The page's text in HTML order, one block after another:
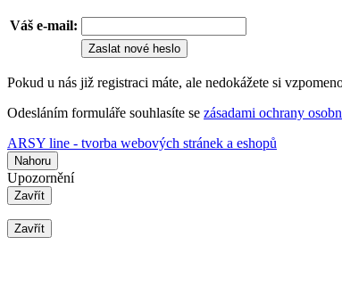
Váš e-mail:
Zaslat nové heslo
Pokud u nás již registraci máte, ale nedokážete si
Odesláním formuláře souhlasíte se zásadami ochrany
ARSY line - tvorba webových stránek a eshopů
Nahoru
Upozornění
Zavřít
Zavřít